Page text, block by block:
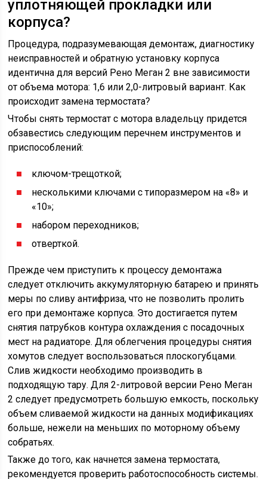
уплотняющей прокладки или
корпуса?
Процедура, подразумевающая демонтаж, диагностику
неисправностей и обратную установку корпуса
идентична для версий Рено Меган 2 вне зависимости
от объема мотора: 1,6 или 2,0-литровый вариант. Как
происходит замена термостата?
Чтобы снять термостат с мотора владельцу придется
обзавестись следующим перечнем инструментов и
приспособлений:
ключом-трещоткой;
несколькими ключами с типоразмером на «8» и
«10»;
набором переходников;
отверткой.
Прежде чем приступить к процессу демонтажа
следует отключить аккумуляторную батарею и принять
меры по сливу антифриза, что не позволить пролить
его при демонтаже корпуса. Это достигается путем
снятия патрубков контура охлаждения с посадочных
мест на радиаторе. Для облегчения процедуры снятия
хомутов следует воспользоваться плоскогубцами.
Слив жидкости необходимо производить в
подходящую тару. Для 2-литровой версии Рено Меган
2 следует предусмотреть большую емкость, поскольку
объем сливаемой жидкости на данных модификациях
больше, нежели на меньших по моторному объему
собратьях.
Также до того, как начнется замена термостата,
рекомендуется проверить работоспособность системы.